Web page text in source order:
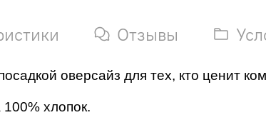
Отзывы
оверсайз для тех, кто ценит
хлопок.